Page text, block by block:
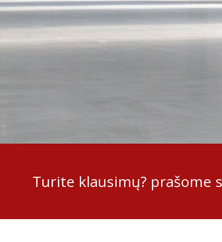
Turite klausimų? prašome